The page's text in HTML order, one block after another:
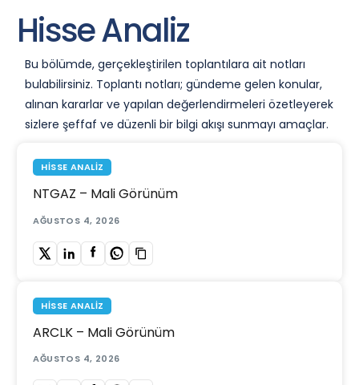
Hisse Analiz
Bu bölümde, gerçekleştirilen toplantılara ait notları
bulabilirsiniz. Toplantı notları; gündeme gelen konular,
alınan kararlar ve yapılan değerlendirmeleri özetleyerek
sizlere şeffaf ve düzenli bir bilgi akışı sunmayı amaçlar.
HISSE ANALIZ
NTGAZ – Mali Görünüm
AĞUSTOS 4, 2026
HISSE ANALIZ
ARCLK – Mali Görünüm
AĞUSTOS 4, 2026